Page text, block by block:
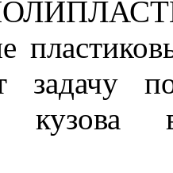
задачу
кузова